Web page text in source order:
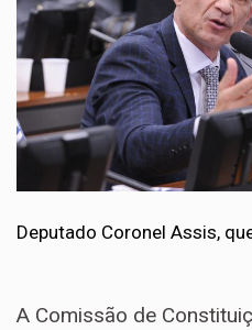
Deputado Coronel Assis,
A Comissão de